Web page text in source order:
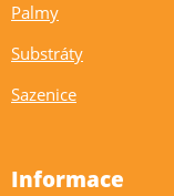
Palmy
Substráty
Sazenice
Informace